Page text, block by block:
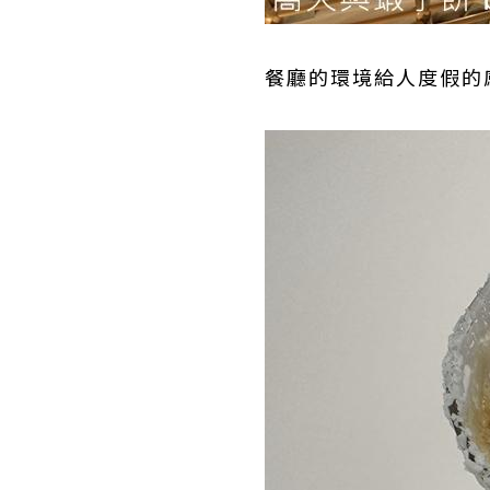
餐廳的環境給人度假的